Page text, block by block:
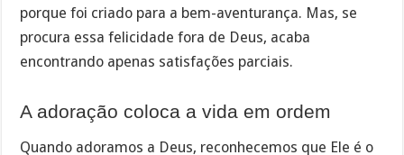
porque foi criado para a bem-aventurança. Mas, se
procura essa felicidade fora de Deus, acaba
encontrando apenas satisfações parciais.
A adoração coloca a vida em ordem
Quando adoramos a Deus, reconhecemos que Ele é o